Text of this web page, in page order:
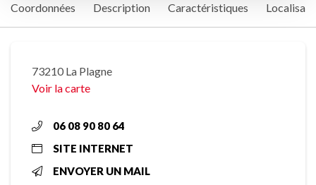
Coordonnées Description Caractéristiques
73210 La Plagne
Voir la carte
06 08 90 80 64
SITE INTERNET
ENVOYER UN MAIL